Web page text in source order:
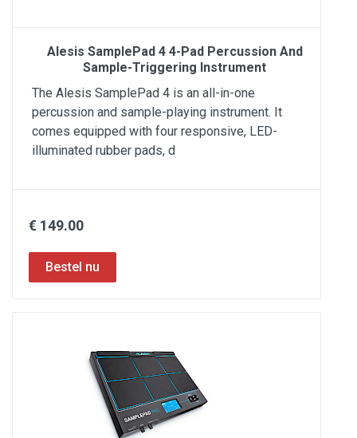
Alesis SamplePad 4 4-Pad Percussion And
Sample-Triggering Instrument
The Alesis SamplePad 4 is an all-in-one
percussion and sample-playing instrument. It
comes equipped with four responsive, LED-
illuminated rubber pads, d
€ 149.00